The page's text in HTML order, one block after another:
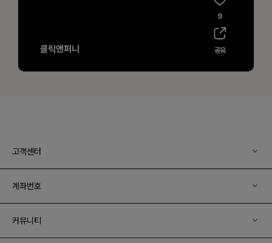
고객센터
계좌번호
커뮤니티